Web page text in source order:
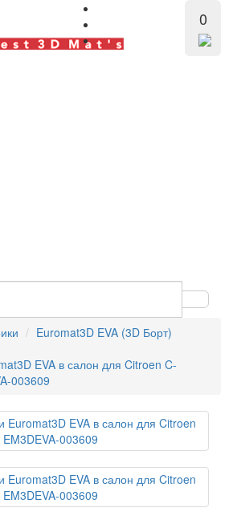
0
Euromat3D EVA (3D Борт)
EVA в салон для Citroen C-
003609